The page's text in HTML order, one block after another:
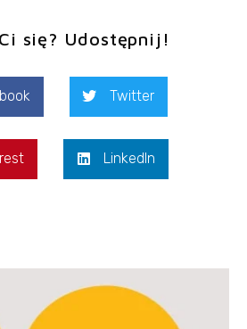
się? Udostępnij!
Twitter
LinkedIn